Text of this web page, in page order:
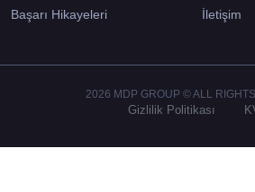
Başarı Hikayeleri İletişim
2026 MDP GROUP © ALL
Gizlilik Politikası